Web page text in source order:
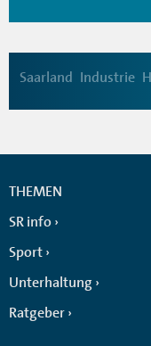
Saarland Industrie
THEMEN
SR info
Sport
Unterhaltung
Ratgeber